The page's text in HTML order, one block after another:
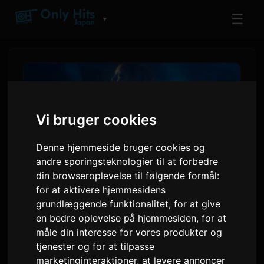
Vi bruger cookies
Denne hjemmeside bruger cookies og
andre sporingsteknologier til at forbedre
din browseroplevelse til følgende formål:
for at aktivere hjemmesidens
grundlæggende funktionalitet,for at give
en bedre oplevelse på hjemmesiden,for at
måle din interesse for vores produkter og
tjenester og for at tilpasse
marketinginteraktioner,at levere annoncer
▼ ☰
adieu annoncerer ny single
'Wanna me' som anime-
sluttemusik